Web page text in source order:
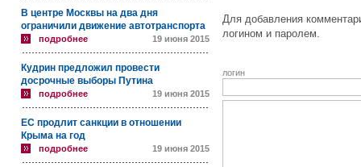
В центре Москвы на два дня
ограничили движение автотранспорта
подробнее 19 июня 2015
Кудрин предложил провести
досрочные выборы Путина
подробнее 19 июня 2015
ЕС продлит санкции в отношении
Крыма на год
подробнее 19 июня 2015
Для добавления
логином и паролем.
логин